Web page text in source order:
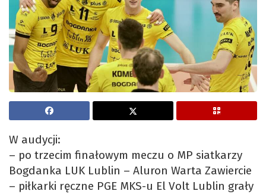
W audycji:
– po trzecim finałowym meczu o MP siatkarzy
Bogdanka LUK Lublin – Aluron Warta Zawiercie
– piłkarki ręczne PGE MKS-u El Volt Lublin grały